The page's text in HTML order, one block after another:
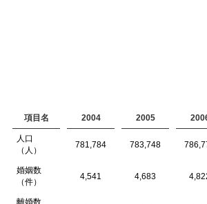
項目名 2004 2005
人口
（人）
781,784 783,748
婚姻数
（件）
4,541 4,683
離婚数